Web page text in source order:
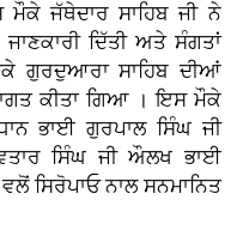
ਮੌਕੇ ਜੱਥੇਦਾਰ ਸਾਹਿਬ ਜੀ ਨੇ
ਦਿੱਤੀ ਅਤੇ ਸੰਗਤਾਂ
ਗੁਰਦੁਆਰਾ ਸਾਹਿਬ ਦੀਆਂ
ਕੀਤਾ ਗਿਆ । ਇਸ ਮੌਕੇ
ਭਾਈ ਗੁਰਪਾਲ ਸਿੰਘ ਜੀ
ਸਿੰਘ ਜੀ ਔਲਖ ਭਾਈ
ਸਿਰੋਪਾਓ ਨਾਲ ਸਨਮਾਨਿਤ